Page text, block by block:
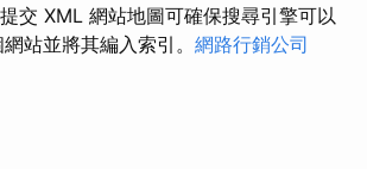
交 XML 網站地圖可確保搜尋引擎可以
站並將其編入索引。 網路行銷公司